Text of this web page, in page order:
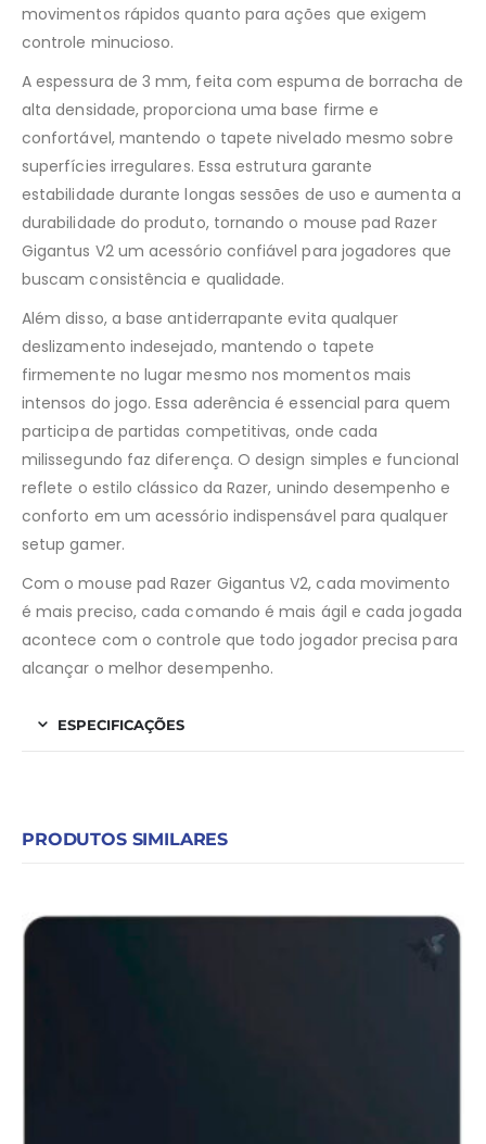
movimentos rápidos quanto para ações que exigem
controle minucioso.
A espessura de 3 mm, feita com espuma de borracha de
alta densidade, proporciona uma base firme e
confortável, mantendo o tapete nivelado mesmo sobre
superfícies irregulares. Essa estrutura garante
estabilidade durante longas sessões de uso e aumenta a
durabilidade do produto, tornando o mouse pad Razer
Gigantus V2 um acessório confiável para jogadores que
buscam consistência e qualidade.
Além disso, a base antiderrapante evita qualquer
deslizamento indesejado, mantendo o tapete
firmemente no lugar mesmo nos momentos mais
intensos do jogo. Essa aderência é essencial para quem
participa de partidas competitivas, onde cada
milissegundo faz diferença. O design simples e funcional
reflete o estilo clássico da Razer, unindo desempenho e
conforto em um acessório indispensável para qualquer
setup gamer.
Com o mouse pad Razer Gigantus V2, cada movimento
é mais preciso, cada comando é mais ágil e cada jogada
acontece com o controle que todo jogador precisa para
alcançar o melhor desempenho.
ESPECIFICAÇÕES
PRODUTOS SIMILARES